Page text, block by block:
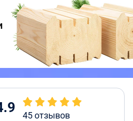
45отзывов